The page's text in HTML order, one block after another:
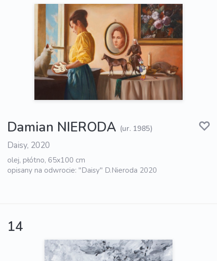
Damian NIERODA (ur. 1985)
Daisy, 2020
olej, płótno, 65x100 cm
opisany na odwrocie: "Daisy" D.Nieroda 2020
14